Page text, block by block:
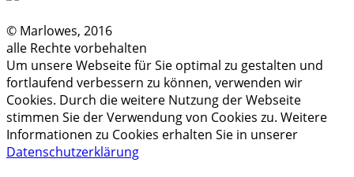
© Marlowes, 2016
alle Rechte vorbehalten
Um unsere Webseite für Sie optimal zu gestalten und
fortlaufend verbessern zu können, verwenden wir
Cookies. Durch die weitere Nutzung der Webseite
stimmen Sie der Verwendung von Cookies zu. Weitere
Informationen zu Cookies erhalten Sie in unserer
Datenschutzerklärung